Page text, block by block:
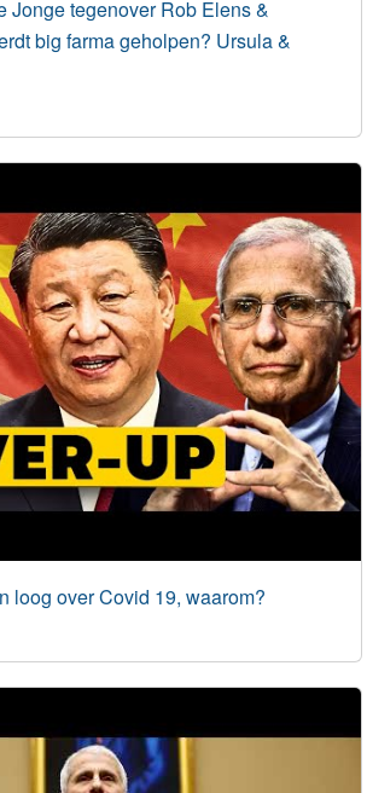
Jonge tegenover Rob Elens &
big farma geholpen? Ursula &
loog over Covid 19, waarom?